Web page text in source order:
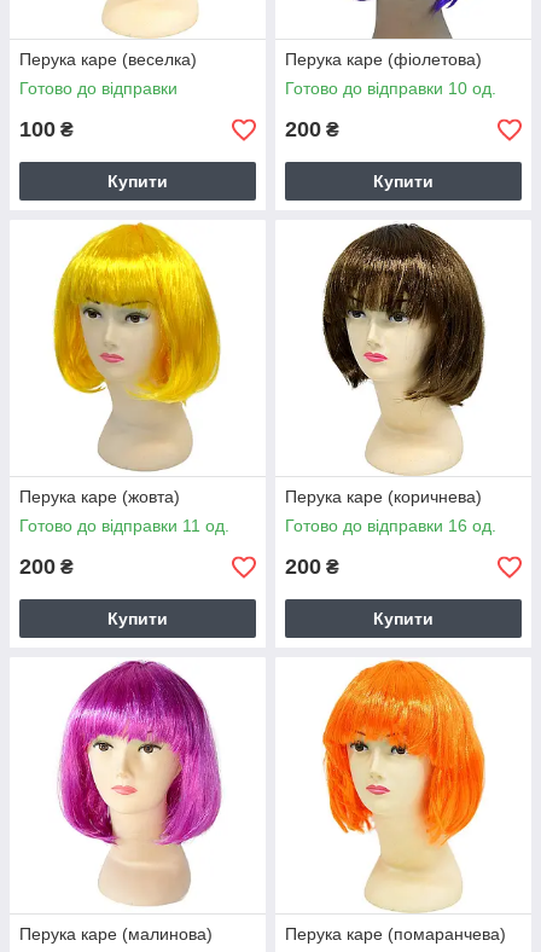
Перука каре (веселка)
Готово до відправки
100 ₴
Купити
Перука каре (фіолетова)
Готово до відправки 10 од.
200 ₴
Купити
Перука каре (жовта)
Готово до відправки 11 од.
200 ₴
Купити
Перука каре (коричнева)
Готово до відправки 16 од.
200 ₴
Купити
Перука каре (малинова)
Перука каре (помаранчева)